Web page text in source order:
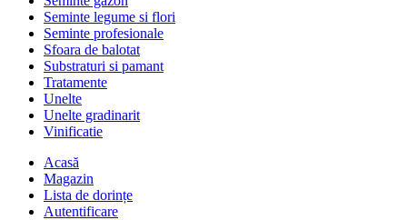
Seminte legume si flori
Seminte profesionale
Sfoara de balotat
Substraturi si pamant
Tratamente
Unelte
Unelte gradinarit
Vinificatie
Acasă
Magazin
Lista de dorințe
Autentificare